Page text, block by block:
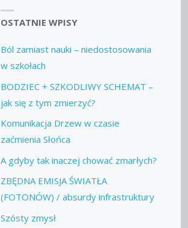
OSTATNIE WPISY
Ból zamiast nauki – niedostosowania
w szkołach
BODZIEC + SZKODLIWY SCHEMAT –
jak się z tym zmierzyć?
Komunikacja Drzew w czasie
zaćmienia Słońca
A gdyby tak inaczej chować zmarłych?
ZBĘDNA EMISJA ŚWIATŁA
(FOTONÓW) / absurdy infrastruktury
Szósty zmysł